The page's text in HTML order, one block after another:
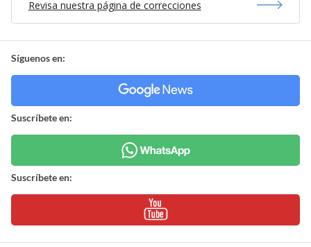
Revisa nuestra página de correcciones
Síguenos en:
Suscríbete en:
Suscríbete en: